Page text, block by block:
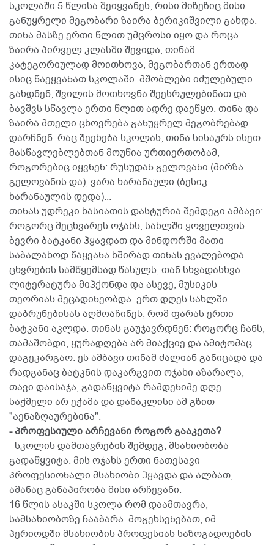
სკოლაში 5 წლისა შეიყვანეს, რისი მიზეზიც მისი
განუყრელი მეგობარი ზაირა ბერიკიშვილი გახდა.
თინა მასზე ერთი წლით უმცროსი იყო და როცა
ზაირა პირველ კლასში შევიდა, თინამ
კატეგორიულად მოითხოვა, მეგობართან ერთად
ისიც წაეყვანათ სკოლაში. მშობლები იძულებული
გახდნენ, შვილის მოთხოვნა შეესრულებინათ და
ბავშვს სწავლა ერთი წლით ადრე დაეწყო. თინა და
ზაირა მთელი ცხოვრება განუყრელ მეგობრებად
დარჩნენ. რაც შეეხება სკოლას, თინა სისაურს ისეთ
მასწავლებლებთან მოუწია ურთიერთობამ,
როგორებიც იყვნენ: რუსუდან გელოვანი (მირზა
გელოვანის და), ვარა ხარანაული (ბესიკ
ხარანაულის დედა)...
თინას უდრეკი ხასიათის დასტურია შემდეგი ამბავი:
როგორც მეცხვარეს ოჯახს, სახლში ყოველთვის
ბევრი ბატკანი ჰყავდათ და მინდორში მათი
საბალახოდ წაყვანა ხშირად თინას ევალებოდა.
ცხვრების სამწყემსად წასულს, თან სხვადასხვა
ლიტერატურა მიჰქონდა და ასევე, მუსიკის
თეორიას მეცადინეობდა. ერთ დღეს სახლში
დაბრუნებისას აღმოაჩინეს, რომ ფარას ერთი
ბატკანი აკლდა. თინას გაუჯავრდნენ: როგორც ჩანს,
თამაშობდი, ყურადღება არ მიაქციე და ამიტომაც
დაგეკარგაო. ეს ამბავი თინამ ძალიან განიცადა და
რადგანაც ბატკნის დაკარგვით ოჯახი აზარალა,
თავი დაისაჯა, გადაწყვიტა რამდენიმე დღე
საჭმელი არ ეჭამა და დანაკლისი ამ გზით
"აენაზღაურებინა".
- პროფესიული არჩევანი როგორ გააკეთა?
- სკოლის დამთავრების შემდეგ, მსახიობობა
გადაწყვიტა. მის ოჯახს ერთი ნათესავი
პროფესიონალი მსახიობი ჰყავდა და ალბათ,
ამანაც განაპირობა მისი არჩევანი.
16 წლის ასაკში სკოლა რომ დაამთავრა,
სამსახიობოზე ჩააბარა. მოგეხსენებათ, იმ
პერიოდში მსახიობის პროფესიას საზოგადოების